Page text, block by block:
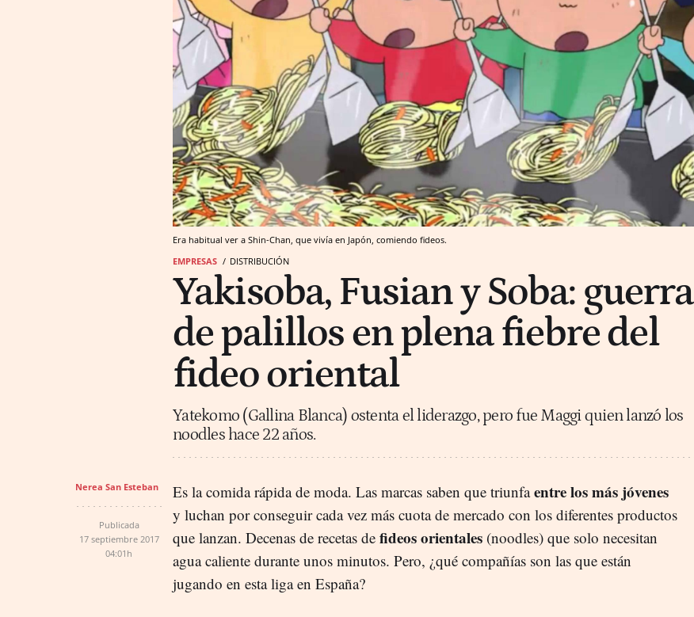
Era habitual ver a Shin-Chan, que vivía en Japón, comiendo fideos.
EMPRESAS
DISTRIBUCIÓN
Yakisoba, Fusian y Soba: guerra
de palillos en plena fiebre del
fideo oriental
Yatekomo (Gallina Blanca) ostenta el liderazgo, pero fue Maggi quien lanzó los
noodles hace 22 años.
Nerea San Esteban
Publicada
17 septiembre 2017
04:01h
Es la comida rápida de moda. Las marcas saben que triunfaentre los más jóvenes
y luchan por conseguir cada vez más cuota de mercado con los diferentes productos
que lanzan. Decenas de recetas de fideos orientales (noodles) que solo necesitan
agua caliente durante unos minutos. Pero, ¿qué compañías son las que están
jugando en esta liga en España?